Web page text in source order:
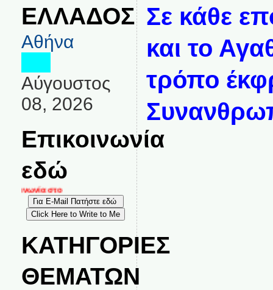
ΕΛΛΑΔΟΣ
Αθήνα
Αύγουστος
08, 2026
Επικοινωνία
εδώ
στο
ΚΑΤΗΓΟΡΙΕΣ
ΘΕΜΑΤΩΝ
Σε κάθε
και το
τρόπο